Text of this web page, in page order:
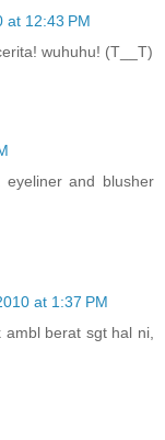
at 12:43 PM
wuhuhu! (T__T)
and blusher
at 1:37 PM
berat sgt hal ni,